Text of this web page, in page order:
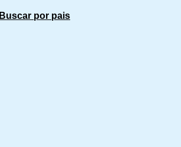
Buscar por pais